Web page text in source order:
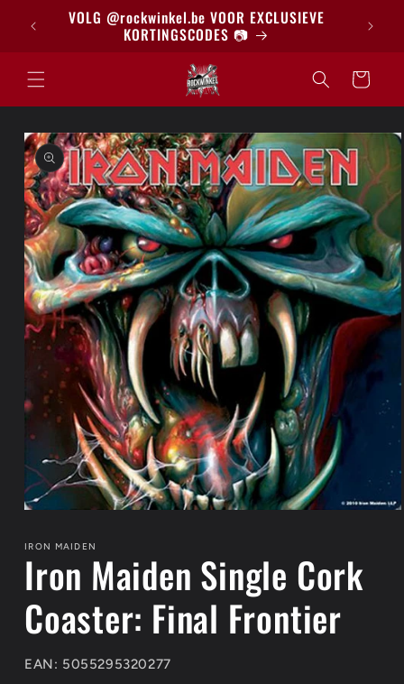
naar deVOLG @rockwinkel.be VOOR EXCLUSIEVE
KORTINGSCODES 📷
Winkelwagen
direct naar
openen
modaal
IRON MAIDEN
Iron Maiden Single Cork
Coaster: Final Frontier
EAN: 5055295320277